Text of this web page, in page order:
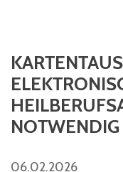
NOTWENDIG
06.02.2026